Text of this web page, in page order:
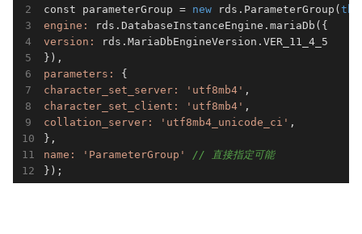
const parameterGroup = new rds.ParameterGroup(
engine:
version:
rds.MariaDbEngineVersion.VER_11_4_5
parameters:
character_set_server:
'utf8mb4'
character_set_client:
'utf8mb4'
collation_server:
'utf8mb4_unicode_ci' ,
name:
'ParameterGroup'
// 直接指定可能
});